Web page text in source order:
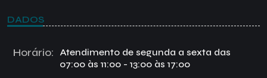
DADOS
Horário:
Atendimento de segunda a sexta das
07:00 às 11:00 - 13:00 às 17:00